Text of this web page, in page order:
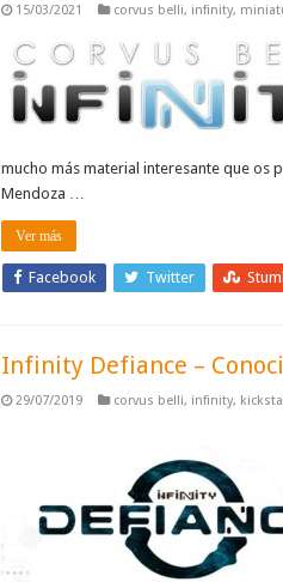
15/03/2021 corvus belli, infinity,
mucho más material interesante que os
Mendoza …
Ver más
Facebook Twitter
Infinity Defiance –
29/07/2019 corvus belli, infinity,